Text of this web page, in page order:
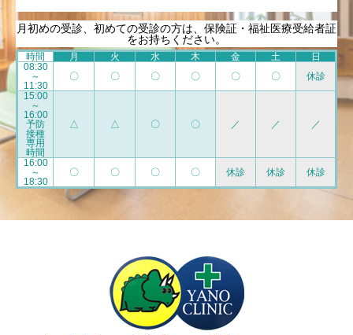
月初めの受診、初めての受診の方は、保険証・福祉医療受給者証
をお持ちください。
時間 月 火 水 木 金 土
日
08:30
～
11:30
〇 〇 〇 〇 〇 〇
休診
15:00
～
16:00
予防
接種
専用
時間
△ △ 〇 〇 ／ ／ ／
16:00
～
18:30
〇 〇 〇 〇 休診 休診 休診